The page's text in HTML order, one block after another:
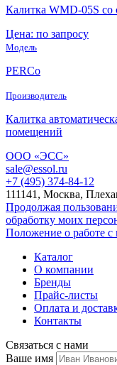
Калитка WMD-05S со
Цена: по запросу
Модель
PERCo
Производитель
Калитка
помещений
ООО «ЭСС»
sale@essol.ru
+7 (495) 374-84-12
111141, Москва,
Продолжая
обработку моих
Положение о работе
Каталог
О компании
Бренды
Прайс-листы
Оплата и
Контакты
Связаться с нами
Ваше имя